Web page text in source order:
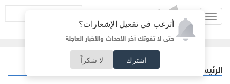
أترغب في تفعيل الإشعارات؟
حتى لا تفوتك آخر الأحداث والأخبار العاجلة
اشترك لا شكراً
الرئيسية